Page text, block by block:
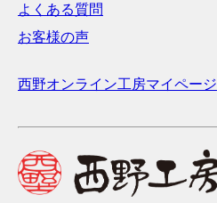
よくある質問
お客様の声
西野オンライン工房マイページ